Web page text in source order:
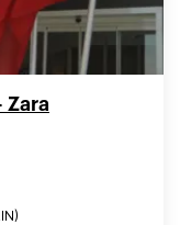
Zara